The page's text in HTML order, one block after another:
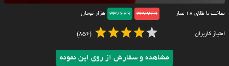
ساخت با طلای ۱۸ عیار 33/749
33/649 هزار تومان
امتیاز کاربران (856)
مشاهده و سفارش از روی این نمونه